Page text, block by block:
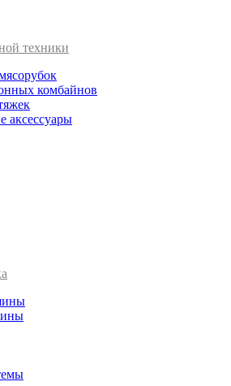
техники
комбайнов
аксессуары